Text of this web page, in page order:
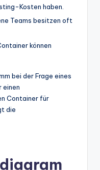
Kosten haben.
Teams besitzen oft
können
bei der Frage eines
einen
Container für
die